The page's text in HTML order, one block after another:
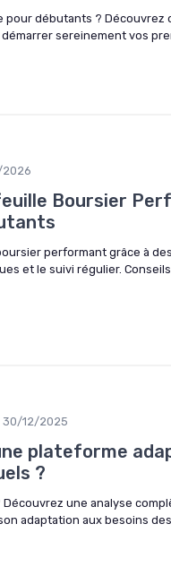
pour débutants ? Découvrez
sereinement vos
Boursier
performant grâce à
et le suivi régulier.
30/12/2025
plateforme
?
une analyse
adaptation aux besoins